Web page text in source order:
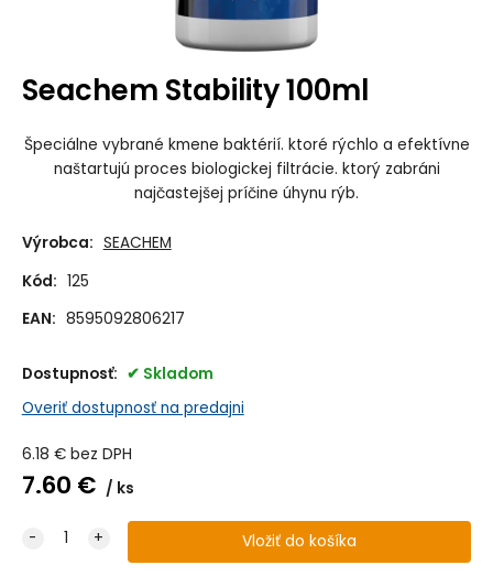
Seachem Stability 100ml
Špeciálne vybrané kmene baktérií. ktoré rýchlo a efektívne
naštartujú proces biologickej filtrácie. ktorý zabráni
najčastejšej príčine úhynu rýb.
Výrobca: SEACHEM
Kód: 125
EAN: 8595092806217
Dostupnosť:
Skladom
Overiť dostupnosť na predajni
6.18 € bez DPH
7.60 € ks